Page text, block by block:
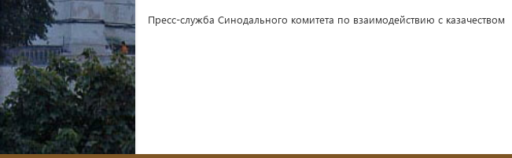
Пресс-служба Синодального комитета по взаимодействию с казачеством